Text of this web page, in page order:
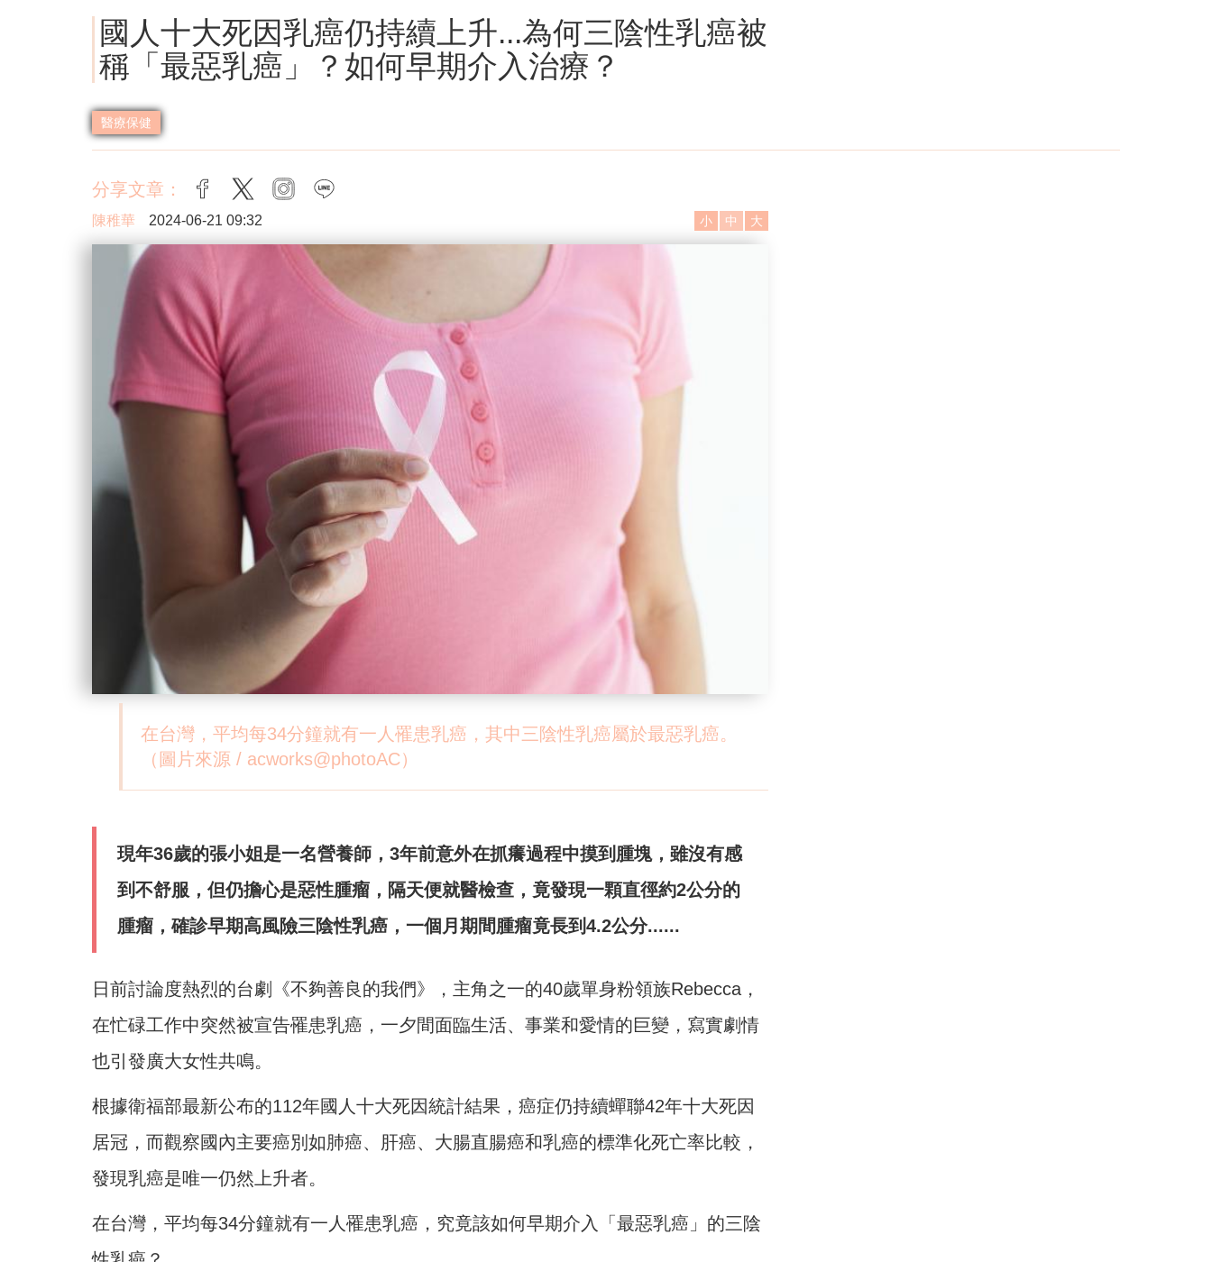
國人十大死因乳癌仍持續上升...為何三陰性乳癌被
稱「最惡乳癌」？如何早期介入治療？
醫療保健
分享文章： facebook
twitter instagram
陳稚華 2024-06-21 09:32 小 中 大
在台灣，平均每34分鐘就有一人罹患乳癌，其中三陰性乳癌屬於最惡乳癌。
（圖片來源 / acworks@photoAC）
現年36歲的張小姐是一名營養師，3年前意外在抓癢過程中摸到腫塊，雖沒有感
到不舒服，但仍擔心是惡性腫瘤，隔天便就醫檢查，竟發現一顆直徑約2公分的
腫瘤，確診早期高風險三陰性乳癌，一個月期間腫瘤竟長到4.2公分......
日前討論度熱烈的台劇《不夠善良的我們》，主角之一的40歲單身粉領族Rebecca，
在忙碌工作中突然被宣告罹患乳癌，一夕間面臨生活、事業和愛情的巨變，寫實劇情
也引發廣大女性共鳴。
根據衛福部最新公布的112年國人十大死因統計結果，癌症仍持續蟬聯42年十大死因
居冠，而觀察國內主要癌別如肺癌、肝癌、大腸直腸癌和乳癌的標準化死亡率比較，
發現乳癌是唯一仍然上升者。
在台灣，平均每34分鐘就有一人罹患乳癌，究竟該如何早期介入「最惡乳癌」的三陰